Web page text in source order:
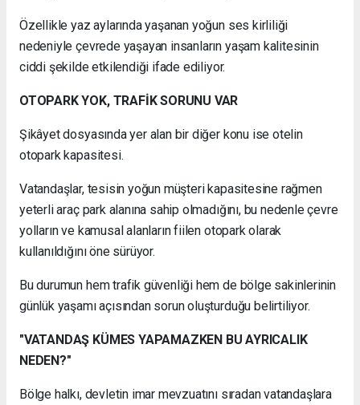
Özellikle yaz aylarında yaşanan yoğun ses kirliliği
nedeniyle çevrede yaşayan insanların yaşam kalitesinin
ciddi şekilde etkilendiği ifade ediliyor.
OTOPARK YOK, TRAFİK SORUNU VAR
Şikâyet dosyasında yer alan bir diğer konu ise otelin
otopark kapasitesi.
Vatandaşlar, tesisin yoğun müşteri kapasitesine rağmen
yeterli araç park alanına sahip olmadığını, bu nedenle çevre
yolların ve kamusal alanların fiilen otopark olarak
kullanıldığını öne sürüyor.
Bu durumun hem trafik güvenliği hem de bölge sakinlerinin
günlük yaşamı açısından sorun oluşturduğu belirtiliyor.
"VATANDAŞ KÜMES YAPAMAZKEN BU AYRICALIK
NEDEN?"
Bölge halkı, devletin imar mevzuatını sıradan vatandaşlara